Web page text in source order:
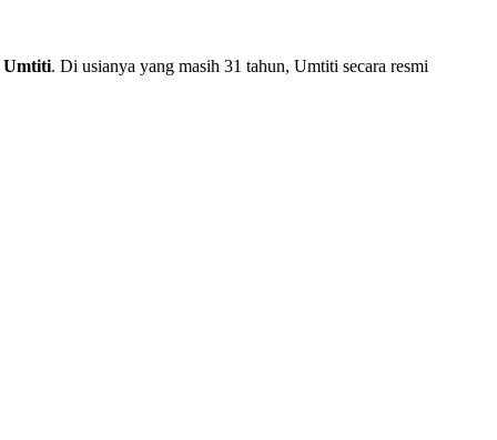
Umtiti. Di usianya yang masih 31 tahun, Umtiti secara resmi